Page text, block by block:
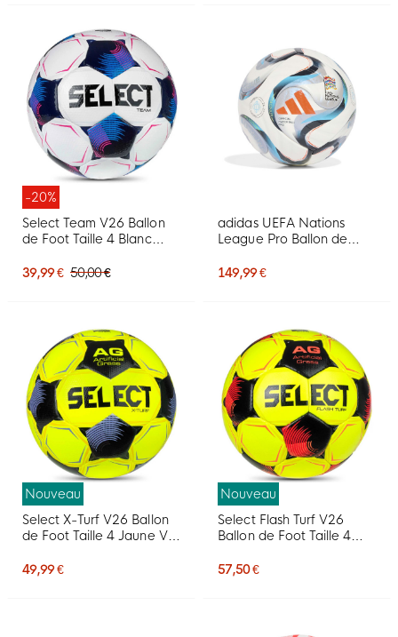
-20%
Select Team V26 Ballon
de Foot Taille 4 Blanc
39,99 € 50,00 €
adidas UEFA Nations
League Pro Ballon de
Blanc Bleu Orange
149,99 €
Nouveau
Select X-Turf V26 Ballon
de Foot Taille 4 Jaune Vif
49,99 €
Nouveau
Select Flash Turf V26
Ballon de Foot Taille 4
57,50 €